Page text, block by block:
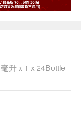
升 x 1 x 24Bottle